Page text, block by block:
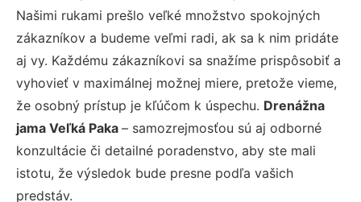
Našimi rukami prešlo veľké množstvo spokojných
zákazníkov a budeme veľmi radi, ak sa k nim pridáte
aj vy. Každému zákazníkovi sa snažíme prispôsobiť a
vyhovieť v maximálnej možnej miere, pretože vieme,
že osobný prístup je kľúčom k úspechu. Drenážna
jama Veľká Paka – samozrejmosťou sú aj odborné
konzultácie či detailné poradenstvo, aby ste mali
istotu, že výsledok bude presne podľa vašich
predstáv.